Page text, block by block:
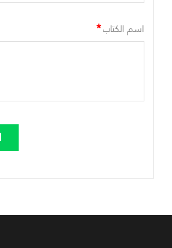
اسم الكتاب*